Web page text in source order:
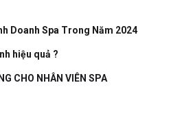
Doanh Spa Trong Năm 2024
hiệu quả ?
CHO NHÂN VIÊN SPA